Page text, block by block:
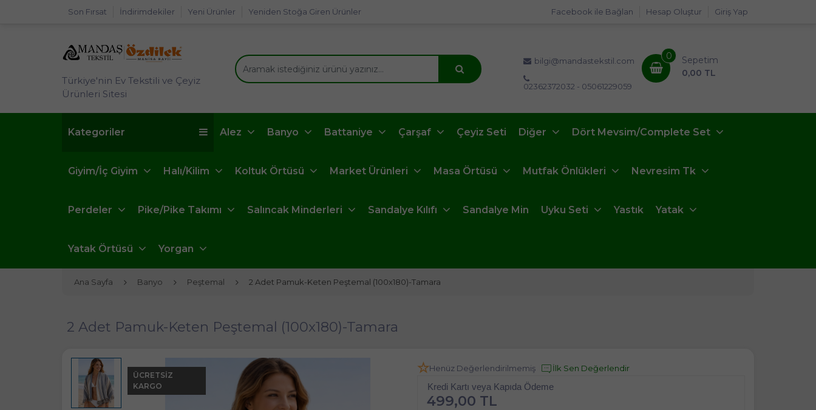
Son Fırsat İndirimdekiler Yeni Ürünler Yeniden Stoğa Giren Ürünler Giriş Yap
Hesap Oluştur
Facebook ile Bağlan
Türkiye'nin Ev Tekstili ve Çeyiz
Ürünleri Sitesi
bilgi@mandastekstil.com
02362372032 - 05061229059
0
Sepetim
0,00 TL
Kategoriler Alez Banyo Battaniye Çarşaf Çeyiz Seti Diğer Dört Mevsim/Complete Set
Giyim/İç Giyim Halı/Kilim Koltuk Örtüsü Market Ürünleri Masa Örtüsü Mutfak Önlükleri Nevresim Tk
Perdeler Pike/Pike Takımı Salıncak Minderleri Sandalye Kılıfı Sandalye Min Uyku Seti Yastık Yatak
Yatak Örtüsü Yorgan
Ana Sayfa Banyo Peştemal 2 Adet Pamuk-Keten Peştemal (100x180)-Tamara
2 Adet Pamuk-Keten Peştemal (100x180)-Tamara
ÜCRETSIZ
KARGO
Henüz Değerlendirilmemiş İlk Sen Değerlendir
Kredi Kartı veya Kapıda Ödeme
499,00 TL